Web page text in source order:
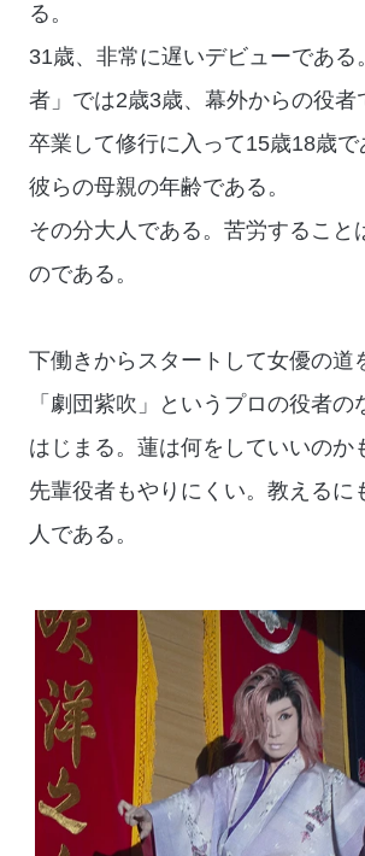
る。
31歳、非常に遅いデビューである
者」では2歳3歳、幕外からの役者
卒業して修行に入って15歳18歳
彼らの母親の年齢である。
その分大人である。苦労すること
のである。
下働きからスタートして女優の道
「劇団紫吹」というプロの役者
はじまる。蓮は何をしていいのか
先輩役者もやりにくい。教えるに
人である。